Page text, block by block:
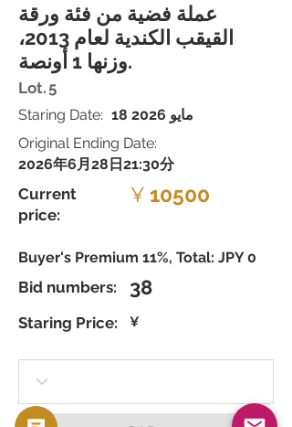
عملة فضية من فئة ورقة
القيقب الكندية لعام 2013،
وزنها 1 أونصة.
Lot. 5
Staring Date:
18 مايو 2026
Original Ending Date:
2026年6月28日21:30分
Current
price:
¥ 10500
Buyer's Premium 11%, Total: JPY 0
Bid numbers: 38
Staring Price: ¥